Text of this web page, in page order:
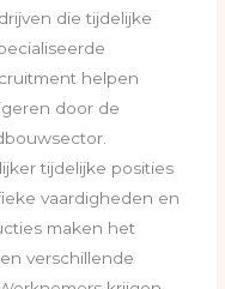
die tijdelijke
helpen
door de
tijdelijke posities
vaardigheden en
maken het
verschillende